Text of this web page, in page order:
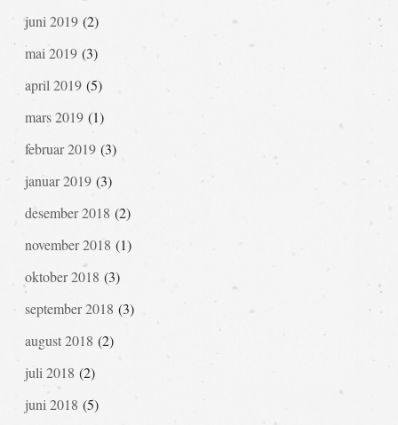
juni 2019(2)
mai 2019(3)
april 2019(5)
mars 2019(1)
februar 2019(3)
januar 2019(3)
desember 2018 (2)
november 2018 (1)
oktober 2018 (3)
september 2018 (3)
august 2018 (2)
juli 2018 (2)
juni 2018 (5)